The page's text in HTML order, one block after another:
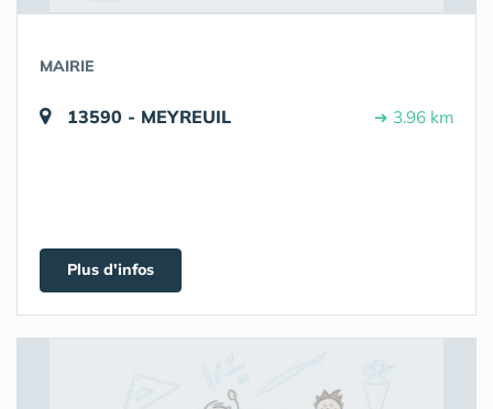
MAIRIE
13590 - MEYREUIL ➔ 3.96 km
Plus d'infos